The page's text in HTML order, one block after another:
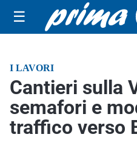
☰
I LAVORI
Cantieri sulla
semafori e
traffico verso